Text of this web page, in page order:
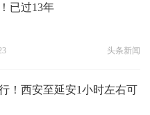
已过13年
头条新闻
！西安至延安1小时左右可